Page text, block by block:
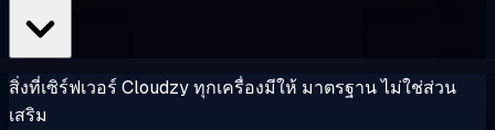
สิ่งที่เซิร์ฟเวอร์ Cloudzy ทุกเครื่องมีให้ มาตรฐาน ไม่ใช่ส่วน
เสริม